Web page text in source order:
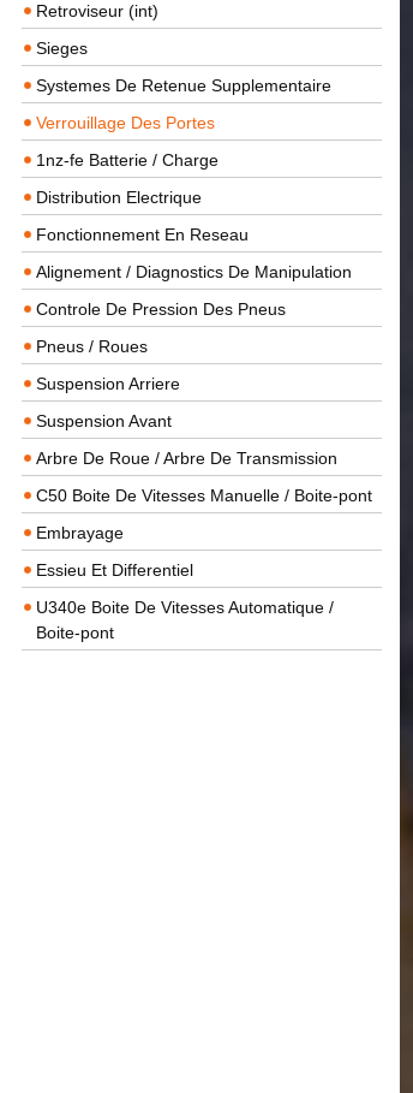
Retroviseur (int)
Sieges
Systemes De Retenue Supplementaire
Verrouillage Des Portes
1nz-fe Batterie / Charge
Distribution Electrique
Fonctionnement En Reseau
Alignement / Diagnostics De Manipulation
Controle De Pression Des Pneus
Pneus / Roues
Suspension Arriere
Suspension Avant
Arbre De Roue / Arbre De Transmission
C50 Boite De Vitesses Manuelle / Boite-pont
Embrayage
Essieu Et Differentiel
U340e Boite De Vitesses Automatique /
Boite-pont